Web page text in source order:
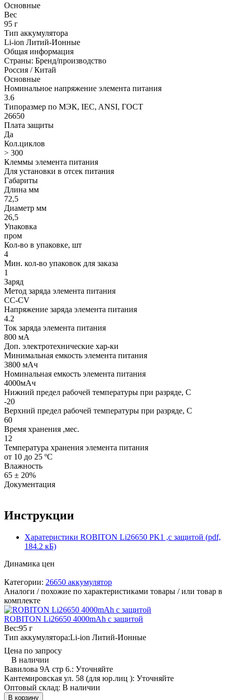
Основные
Вес
95 г
Тип аккумулятора
Li-ion Литий-Ионные
Общая информация
Страны: Бренд/производство
Россия / Китай
Основные
Номинальное напряжение элемента питания
3.6
Типоразмер по МЭК, IEC, ANSI, ГОСТ
26650
Плата защиты
Да
Кол.циклов
> 300
Клеммы элемента питания
Для установки в отсек питания
Габариты
Длина мм
72,5
Диаметр мм
26,5
Упаковка
пром
Кол-во в упаковке, шт
4
Мин. кол-во упаковок для заказа
1
Заряд
Метод заряда элемента питания
CC-CV
Напряжение заряда элемента питания
4.2
Ток заряда элемента питания
800 мА
Доп. электротехнические хар-ки
Минимальная емкость элемента питания
3800 мАч
Номинальная емкость элемента питания
4000мАч
Нижний предел рабочей температуры при разряде, С
-20
Верхний предел рабочей температуры при разряде, С
60
Время хранения ,мес.
12
Температура хранения элемента питания
от 10 до 25 ºС
Влажность
65 ± 20%
Документация
Инструкции
Харатеристики ROBITON Li26650 PK1 ,с защитой (pdf,
184.2 кБ)
Динамика цен
Категории: 26650 аккумулятор
Аналоги / похожие по характеристиками товары / или товар в
комплекте
ROBITON Li26650 4000mАh с защитой
Вес:95 г
Тип аккумулятора:Li-ion Литий-Ионные
Цена по запросу
В наличии
Вавилова 9А стр 6.: Уточняйте
Кантемировская ул. 58 (для юр.лиц ): Уточняйте
Оптовый склад: В наличии
В корзину